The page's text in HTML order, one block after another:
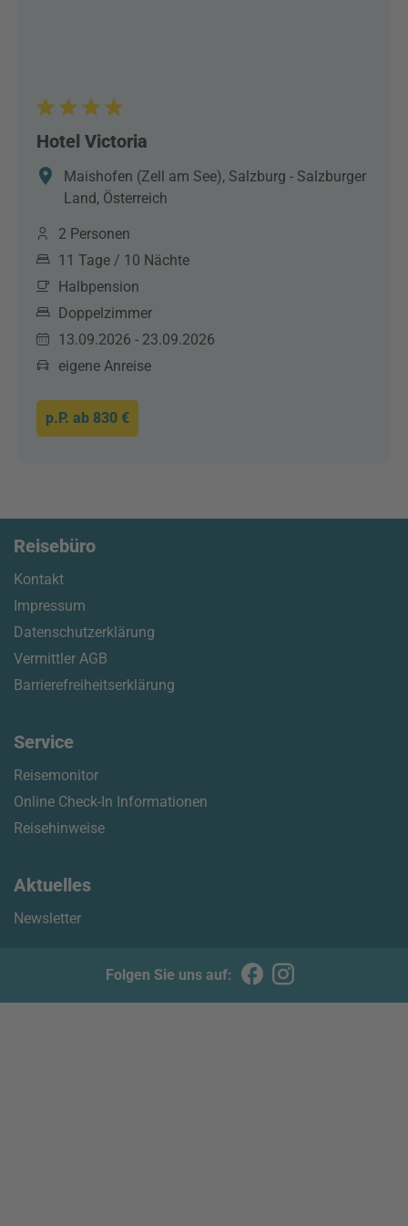
Hotel Victoria
Maishofen (Zell am See), Salzburg - Salzburger
Land, Österreich
2 Personen
11 Tage / 10 Nächte
Halbpension
Doppelzimmer
13.09.2026 - 23.09.2026
eigene Anreise
p.P. ab 830 €
Reisebüro
Kontakt
Impressum
Datenschutzerklärung
Vermittler AGB
Barrierefreiheitserklärung
Service
Reisemonitor
Online Check-In Informationen
Reisehinweise
Aktuelles
Newsletter
Folgen Sie uns auf: